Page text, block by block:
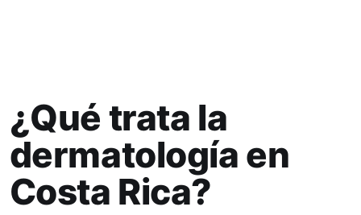
¿Qué trata la
dermatología en
Costa Rica?